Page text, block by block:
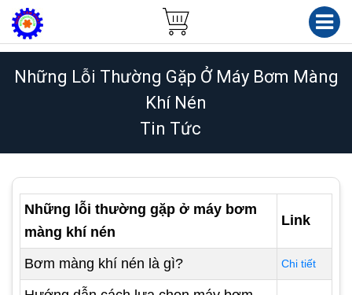
Những Lỗi Thường Gặp Ở Máy Bơm Màng
Khí Nén
Tin Tức
Những lỗi thường gặp ở máy bơm
màng khí nén
Link
Bơm màng khí nén là gì? Chi tiết